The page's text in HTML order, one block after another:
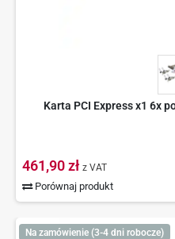
Karta PCI Express x1 6x
461,90 zł z VAT
Porównaj produkt
Na zamówienie (3-4 dni robocze)